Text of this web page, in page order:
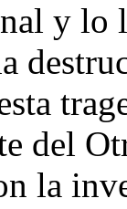
y lo
del
la